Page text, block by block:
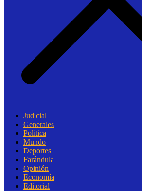
Judicial
Generales
Política
Mundo
Deportes
Farándula
Opinión
Economía
Editorial